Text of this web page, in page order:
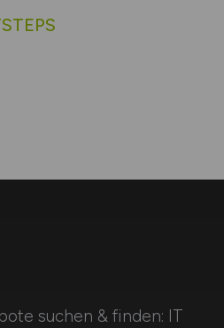
suchen & finden: IT